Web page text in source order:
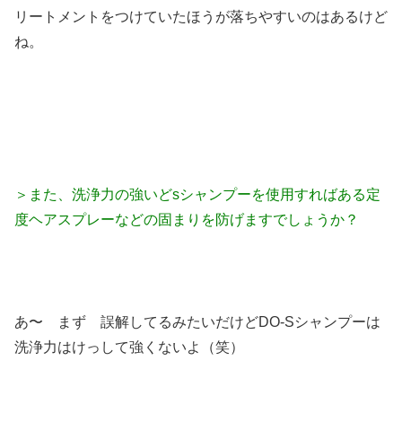
リートメントをつけていたほうが落ちやすいのはあるけど
ね。
＞また、洗浄力の強いどsシャンプーを使用すればある定
度ヘアスプレーなどの固まりを防げますでしょうか？
あ〜 まず 誤解してるみたいだけどDO-Sシャンプーは
洗浄力はけっして強くないよ（笑）